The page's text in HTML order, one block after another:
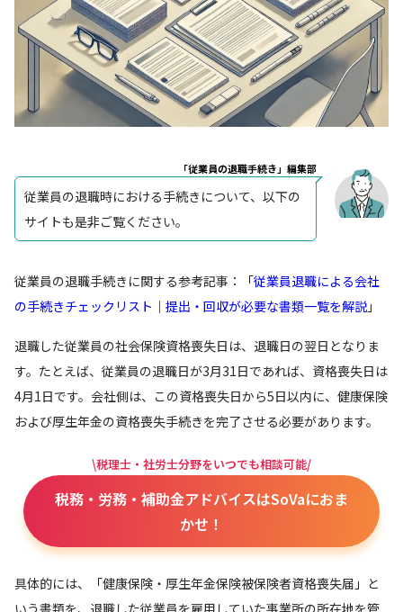
「従業員の退職手続き」編集部
従業員の退職時における手続きについて、以下の
サイトも是非ご覧ください。
従業員の退職手続きに関する参考記事：「従業員退職による会社
の手続きチェックリスト｜提出・回収が必要な書類一覧を解説 」
退職した従業員の社会保険資格喪失日は、退職日の翌日となりま
す。たとえば、従業員の退職日が3月31日であれば、資格喪失日は
4月1日です。会社側は、この資格喪失日から5日以内に、健康保険
および厚生年金の資格喪失手続きを完了させる必要があります。
\税理士・社労士分野をいつでも相談可能/
税務・労務・補助金アドバイスはSoVaにおま
かせ！
具体的には、「健康保険・厚生年金保険被保険者資格喪失届」と
いう書類を、退職した従業員を雇用していた事業所の所在地を管